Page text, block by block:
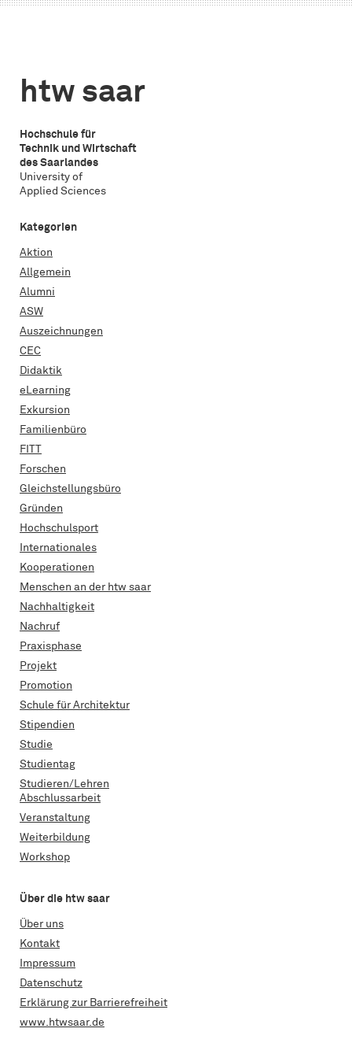
htw saar
Hochschule für
Technik und Wirtschaft
des Saarlandes
University of
Applied Sciences
Kategorien
Aktion
Allgemein
Alumni
ASW
Auszeichnungen
CEC
Didaktik
eLearning
Exkursion
Familienbüro
FITT
Forschen
Gleichstellungsbüro
Gründen
Hochschulsport
Internationales
Kooperationen
Menschen an der htw saar
Nachhaltigkeit
Nachruf
Praxisphase
Projekt
Promotion
Schule für Architektur
Stipendien
Studie
Studientag
Studieren/Lehren
Abschlussarbeit
Veranstaltung
Weiterbildung
Workshop
Über die htw saar
Über uns
Kontakt
Impressum
Datenschutz
Erklärung zur Barrierefreiheit
www.htwsaar.de